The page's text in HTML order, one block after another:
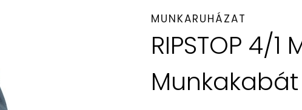
MUNKARUHÁZAT
RIPSTOP 4/